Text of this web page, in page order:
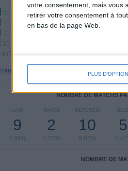
votre consentement, mais vous
retirer votre consentement à
en bas de la page Web.
PLUS
11 (9,73%)
11 (9,73%)
9 (7,96%)
NOMBRE DE MATCHS
LUNDI
9
7,96%
MARDI
2
1,77%
MERCREDI
10
8,85%
5
NOMBRE DE